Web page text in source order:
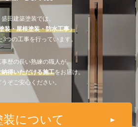
盛田建築塗装では、
装・屋根塗装・防水工事」
3つの工事を行っています。
事歴の長い熟練の職人が、
得いただける施工をお届け。
うぞご安心ください。
装について